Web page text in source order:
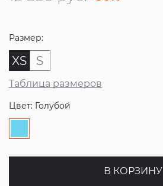
Размер:
XS S
Таблица размеров
Цвет: Голубой
В КОРЗИНУ